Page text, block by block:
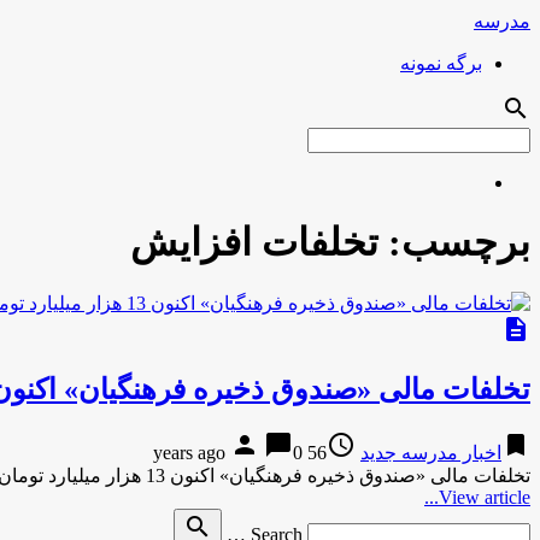
مدرسه
برگه نمونه
search
برچسب:تخلفات افزایش
description
تخلفات مالی «صندوق ذخیره فرهنگیان» اکنون 13 هزار میلیارد تومان است/ متهمان افزایش
bookmark اخبار مدرسه جدید access_time
56 years ago
person chat_bubble0
تخلفات مالی «صندوق ذخیره فرهنگیان» اکنون 13 هزار میلیارد تومان است/ متهمان افزایش می‌یابندقدس آنلاین تخلفات مالی «صندوق ذخیره فرهنگیان» …
View article...
Search …
search